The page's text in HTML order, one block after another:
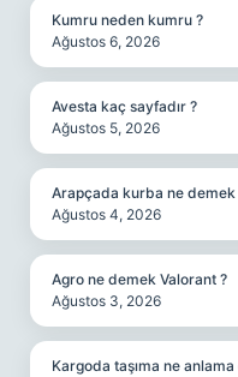
Kumru neden kumru ?
Ağustos 6, 2026
Avesta kaç sayfadır ?
Ağustos 5, 2026
Arapçada kurba ne demek
Ağustos 4, 2026
Agro ne demek Valorant ?
Ağustos 3, 2026
Kargoda taşıma ne